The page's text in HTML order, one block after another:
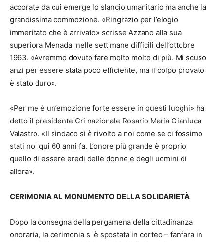
accorate da cui emerge lo slancio umanitario ma anche la
grandissima commozione. «Ringrazio per l’elogio
immeritato che è arrivato» scrisse Azzano alla sua
superiora Menada, nelle settimane difficili dell’ottobre
1963. «Avremmo dovuto fare molto molto di più. Mi scuso
anzi per essere stata poco efficiente, ma il colpo provato
è stato duro».
«Per me è un’emozione forte essere in questi luoghi» ha
detto il presidente Cri nazionale Rosario Maria Gianluca
Valastro. «Il sindaco si è rivolto a noi come se ci fossimo
stati noi qui 60 anni fa. L’onore più grande è proprio
quello di essere eredi delle donne e degli uomini di
allora».
CERIMONIA AL MONUMENTO DELLA SOLIDARIETÀ
Dopo la consegna della pergamena della cittadinanza
onoraria, la cerimonia si è spostata in corteo – fanfara in